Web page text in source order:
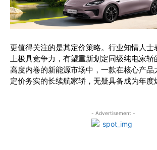
更值得关注的是其定价策略。行业知情人士
上极具竞争力，有望重新划定同级纯电家轿
高度内卷的新能源市场中，一款在核心产品
定价务实的长续航家轿，无疑具备成为年度
- Advertisement -